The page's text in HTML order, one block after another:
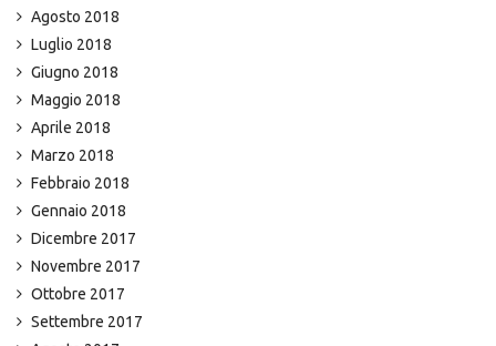
Agosto 2018
Luglio 2018
Giugno 2018
Maggio 2018
Aprile 2018
Marzo 2018
Febbraio 2018
Gennaio 2018
Dicembre 2017
Novembre 2017
Ottobre 2017
Settembre 2017